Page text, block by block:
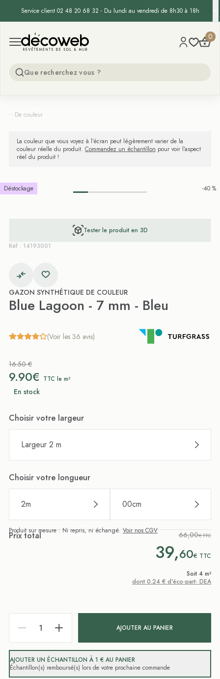
Service client 02 48 20 68 32 - Du lundi au vendredi de 8h30 à 18h
Open menu
Decoweb 0
...De couleur
La couleur que vous voyez à l’écran peut légèrement varier de la
couleur réelle du produit. Commandez un échantillon pour voir l’aspect
réel du produit !
Déstockage -40 %
Tester le produit en 3D
Réf : 14193001
GAZON SYNTHÉTIQUE DE COULEUR
Blue Lagoon - 7 mm - Bleu
(Voir les 36 avis)
16.50 €
9.90€ TTC le m²
En stock
Choisir votre largeur
Largeur 2 m
Choisir votre longueur
2m 00cm
Produit sur mesure : Ni repris, ni échangé.Voir nos CGV
Prix total 66,00€ TTC
39,60€ TTC
Soit 4 m²
dont 0.24 € d'éco-part- DEA
AJOUTER AU PANIER
AJOUTER UN ÉCHANTILLON À 1 € AU PANIER
Échantillon(s) remboursé(s) lors de votre prochaine commande